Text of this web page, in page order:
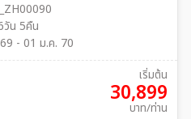
วัน 5คืน
- 01 ม.ค. 70
เริ่มต้น
30,899
บาท/ท่าน